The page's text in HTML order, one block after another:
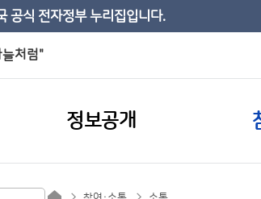
공식 전자정부 누리집입니다.
처럼"
정보공개